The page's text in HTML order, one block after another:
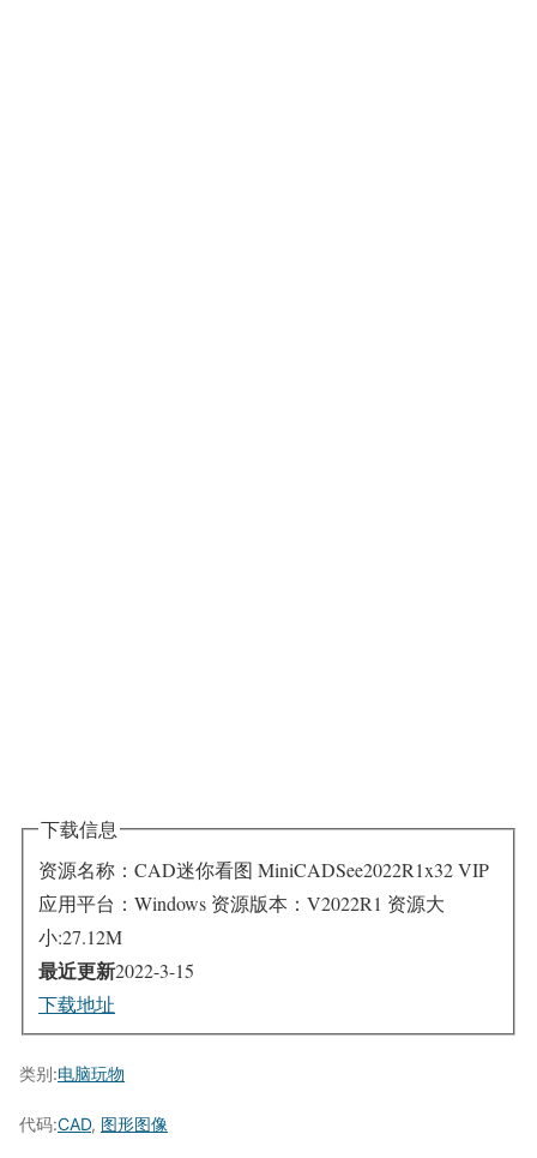
下载信息
资源名称：CAD迷你看图 MiniCADSee2022R1x32 VIP
应用平台：Windows 资源版本：V2022R1 资源大
小:27.12M
最近更新2022-3-15
下载地址
类别:电脑玩物
代码:CAD, 图形图像